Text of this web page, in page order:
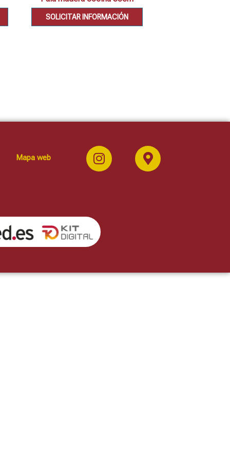
SOLICITAR INFORMACIÓN
Mapa web